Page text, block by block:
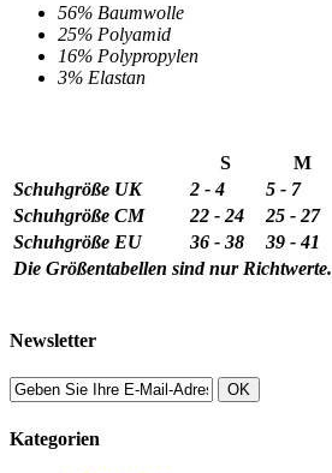
56% Baumwolle
25% Polyamid
16% Polypropylen
3% Elastan
S M
Die Größentabellen sind nur Richtwerte.
Schuhgröße UK 2 - 4 5 - 7
Schuhgröße CM
22 - 24 25 - 27
Schuhgröße EU
36 - 38 39 - 41
Newsletter
OK
Kategorien